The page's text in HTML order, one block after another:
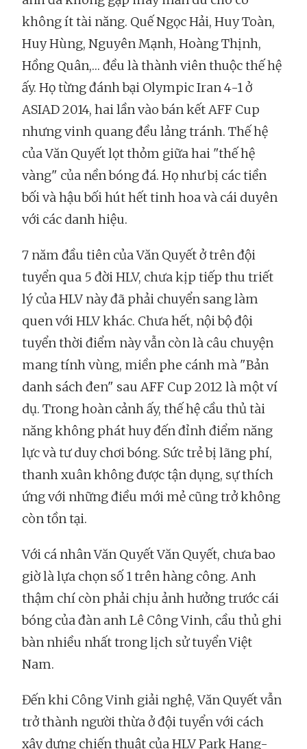
không ít tài năng. Quế Ngọc Hải, Huy Toàn,
Huy Hùng, Nguyên Mạnh, Hoàng Thịnh,
Hồng Quân,… đều là thành viên thuộc thế hệ
ấy. Họ từng đánh bại Olympic Iran 4-1 ở
ASIAD 2014, hai lần vào bán kết AFF Cup
nhưng vinh quang đều lảng tránh. Thế hệ
của Văn Quyết lọt thỏm giữa hai "thế hệ
vàng" của nền bóng đá. Họ như bị các tiền
bối và hậu bối hút hết tinh hoa và cái duyên
với các danh hiệu.
7 năm đầu tiên của Văn Quyết ở trên đội
tuyển qua 5 đời HLV, chưa kịp tiếp thu triết
lý của HLV này đã phải chuyển sang làm
quen với HLV khác. Chưa hết, nội bộ đội
tuyển thời điểm này vẫn còn là câu chuyện
mang tính vùng, miền phe cánh mà "Bản
danh sách đen" sau AFF Cup 2012 là một ví
dụ. Trong hoàn cảnh ấy, thế hệ cầu thủ tài
năng không phát huy đến đỉnh điểm năng
lực và tư duy chơi bóng. Sức trẻ bị lãng phí,
thanh xuân không được tận dụng, sự thích
ứng với những điều mới mẻ cũng trở không
còn tồn tại.
Với cá nhân Văn Quyết Văn Quyết, chưa bao
giờ là lựa chọn số 1 trên hàng công. Anh
thậm chí còn phải chịu ảnh hưởng trước cái
bóng của đàn anh Lê Công Vinh, cầu thủ ghi
bàn nhiều nhất trong lịch sử tuyển Việt
Nam.
Đến khi Công Vinh giải nghệ, Văn Quyết vẫn
trở thành người thừa ở đội tuyển với cách
xây dựng chiến thuật của HLV Park Hang-